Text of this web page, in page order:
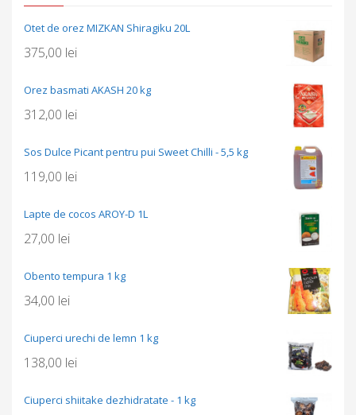
Otet de orez MIZKAN Shiragiku 20L
375,00 lei
Orez basmati AKASH 20 kg
312,00 lei
Sos Dulce Picant pentru pui Sweet Chilli - 5,5 kg
119,00 lei
Lapte de cocos AROY-D 1L
27,00 lei
Obento tempura 1 kg
34,00 lei
Ciuperci urechi de lemn 1 kg
138,00 lei
Ciuperci shiitake dezhidratate - 1 kg